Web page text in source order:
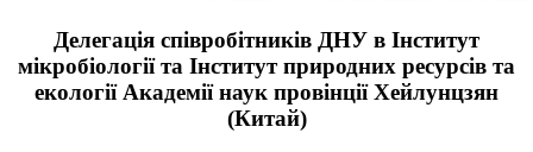
Делегація співробітників ДНУ в Інститут
мікробіології та Інститут природних ресурсів та
екології Академії наук провінції Хейлунцзян
(Китай)